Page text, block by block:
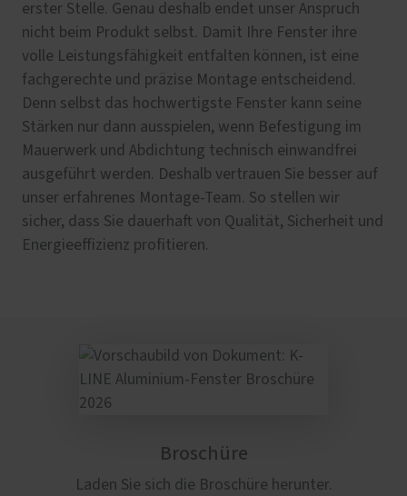
erster Stelle. Genau deshalb endet unser Anspruch
nicht beim Produkt selbst. Damit Ihre Fenster ihre
volle Leistungsfähigkeit entfalten können, ist eine
fachgerechte und präzise Montage entscheidend.
Denn selbst das hochwertigste Fenster kann seine
Stärken nur dann ausspielen, wenn Befestigung im
Mauerwerk und Abdichtung technisch einwandfrei
ausgeführt werden. Deshalb vertrauen Sie besser auf
unser erfahrenes Montage-Team. So stellen wir
sicher, dass Sie dauerhaft von Qualität, Sicherheit und
Energieeffizienz profitieren.
Broschüre
Laden Sie sich die Broschüre herunter.